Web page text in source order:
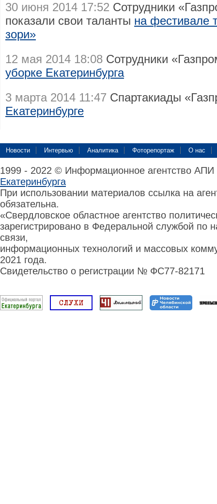
30 июня 2014 17:52 Сотрудники
показали свои таланты на фестивале
зори»
12 мая 2014 18:08 Сотрудники
уборке Екатеринбурга
3 марта 2014 11:47 Спартакиады
Екатеринбурге
Новости Интервью Аналитика Фоторепортаж О нас
1999 - 2022 © Информационное агентство
Екатеринбурга
При использовании материалов ссылка на
обязательна.
«Свердловское областное агентство
зарегистрировано в Федеральной службой по
связи,
информационных технологий и массовых
2021 года.
Свидетельство о регистрации № ФС77-82171